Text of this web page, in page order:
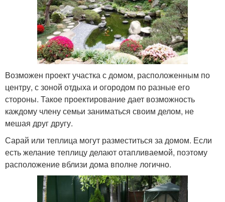
Возможен проект участка с домом, расположенным по
центру, с зоной отдыха и огородом по разные его
стороны. Такое проектирование дает возможность
каждому члену семьи заниматься своим делом, не
мешая друг другу.
Сарай или теплица могут разместиться за домом. Если
есть желание теплицу делают отапливаемой, поэтому
расположение вблизи дома вполне логично.